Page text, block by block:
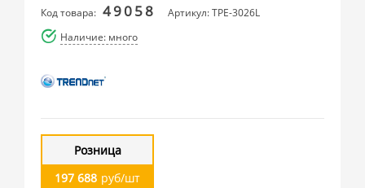
Код товара: 49058
Артикул: TPE-3026L
Наличие: много
Розница
197 688 руб/шт